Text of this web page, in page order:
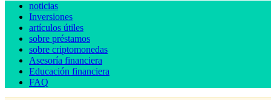
noticias
Inversiones
artículos útiles
sobre préstamos
sobre criptomonedas
Asesoría financiera
Educación financiera
FAQ